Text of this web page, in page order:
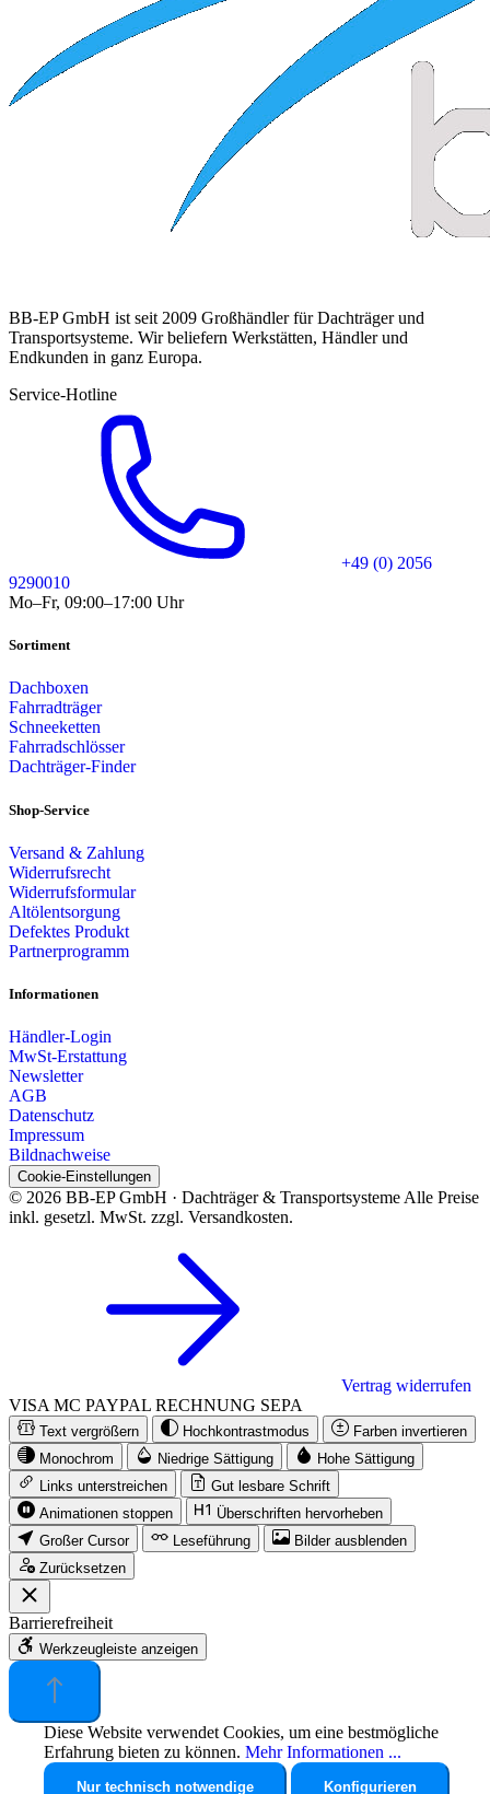
BB-EP GmbH ist seit 2009 Großhändler für Dachträger und
Transportsysteme. Wir beliefern Werkstätten, Händler und
Endkunden in ganz Europa.
Service-Hotline
+49 (0) 2056
9290010
Mo–Fr, 09:00–17:00 Uhr
Sortiment
Dachboxen
Fahrradträger
Schneeketten
Fahrradschlösser
Dachträger-Finder
Shop-Service
Versand & Zahlung
Widerrufsrecht
Widerrufsformular
Altölentsorgung
Defektes Produkt
Partnerprogramm
Informationen
Händler-Login
MwSt-Erstattung
Newsletter
AGB
Datenschutz
Impressum
Bildnachweise
Cookie-Einstellungen
© 2026 BB-EP GmbH · Dachträger & Transportsysteme Alle Preise
inkl. gesetzl. MwSt. zzgl. Versandkosten.
Vertrag widerrufen
VISA MC PAYPAL RECHNUNG SEPA
Text vergrößern Hochkontrastmodus
Farben invertieren
Monochrom
Niedrige Sättigung
Hohe Sättigung
Links unterstreichen
Gut lesbare Schrift
Animationen stoppen
Überschriften hervorheben
Großer Cursor
Leseführung
Bilder ausblenden
Zurücksetzen
Barrierefreiheit
Werkzeugleiste anzeigen
Diese Website verwendet Cookies, um eine bestmögliche
Erfahrung bieten zu können. Mehr Informationen ...
Nur technisch notwendige Konfigurieren